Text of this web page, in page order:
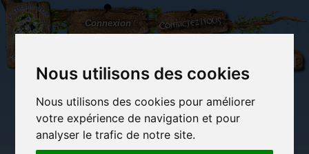
Nous utilisons des cookies
Nous utilisons des cookies pour améliorer
votre expérience de navigation et pour
analyser le trafic de notre site.
L'Arbre
aux
100.000
Connexion Contactez-nous
(vide)